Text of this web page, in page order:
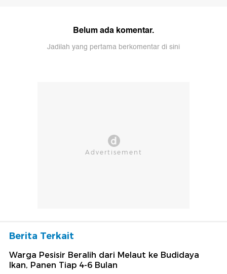
Belum ada komentar.
Jadilah yang pertama berkomentar di sini
Berita Terkait
Warga Pesisir Beralih dari Melaut ke Budidaya
Ikan, Panen Tiap 4-6 Bulan